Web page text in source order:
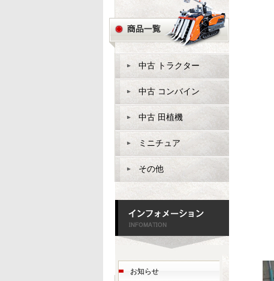
中古 トラクター
中古 コンバイン
中古 田植機
ミニチュア
その他
お知らせ